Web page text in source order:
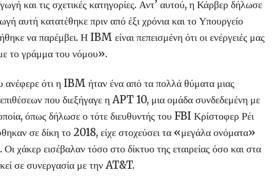
και τις σχετικές κατηγορίες. Αντ’ αυτού, η Κάρβερ δήλωσε
κατατέθηκε πριν από έξι χρόνια και το Υπουργείο
να παρέμβει. Η IBM είναι πεπεισμένη ότι οι ενέργειές μας
το γράμμα του νόμου».
ότι η IBM ήταν ένα από τα πολλά θύματα μιας
που διεξήγαγε η APT 10, μια ομάδα συνδεδεμένη με
όπως δήλωσε ο τότε διευθυντής του FBI Κρίστοφερ Ρέι
σε δίκη το 2018, είχε στοχεύσει τα «μεγάλα ονόματα»
χάκερ εισέβαλαν τόσο στο δίκτυο της εταιρείας όσο και στα
σε συνεργασία με την AT&T.